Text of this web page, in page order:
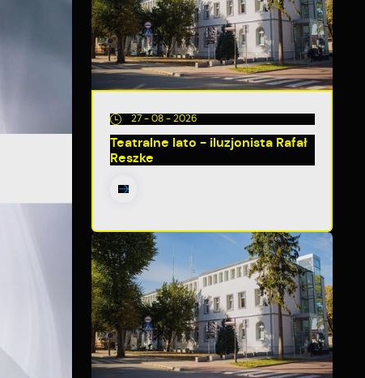
27 - 08 - 2026
Teatralne lato - iluzjonista Rafał
Reszke